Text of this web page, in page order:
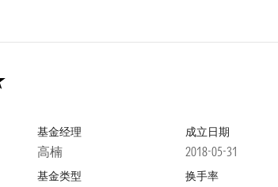
基金经理
高楠
成立日期
2018-05-31
基金类型 换手率